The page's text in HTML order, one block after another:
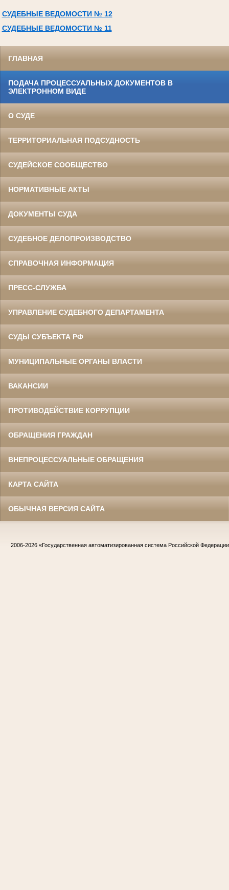
СУДЕБНЫЕ ВЕДОМОСТИ № 12
СУДЕБНЫЕ ВЕДОМОСТИ № 11
ГЛАВНАЯ
ПОДАЧА ПРОЦЕССУАЛЬНЫХ ДОКУМЕНТОВ В
ЭЛЕКТРОННОМ ВИДЕ
О СУДЕ
ТЕРРИТОРИАЛЬНАЯ ПОДСУДНОСТЬ
СУДЕЙСКОЕ СООБЩЕСТВО
НОРМАТИВНЫЕ АКТЫ
ДОКУМЕНТЫ СУДА
СУДЕБНОЕ ДЕЛОПРОИЗВОДСТВО
СПРАВОЧНАЯ ИНФОРМАЦИЯ
ПРЕСС-СЛУЖБА
УПРАВЛЕНИЕ СУДЕБНОГО ДЕПАРТАМЕНТА
СУДЫ СУБЪЕКТА РФ
МУНИЦИПАЛЬНЫЕ ОРГАНЫ ВЛАСТИ
ВАКАНСИИ
ПРОТИВОДЕЙСТВИЕ КОРРУПЦИИ
ОБРАЩЕНИЯ ГРАЖДАН
ВНЕПРОЦЕССУАЛЬНЫЕ ОБРАЩЕНИЯ
КАРТА САЙТА
ОБЫЧНАЯ ВЕРСИЯ САЙТА
2006-2026 «Государственная автоматизированная система Российской